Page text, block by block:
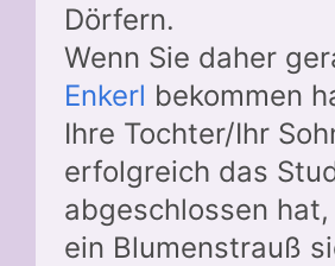
Dörfern.
Wenn Sie daher
Enkerl bekommen
Ihre Tochter/Ihr
erfolgreich das
abgeschlossen
ein Blumenstrauß